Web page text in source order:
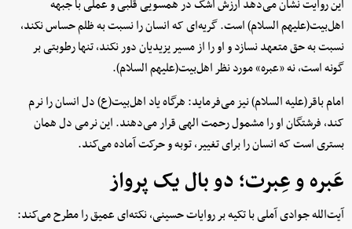
این روایت نشان می‌دهد ارزش اشک در همسویی قلبی و عملی با جبهه
اهل‌بیت(علیهم السلام) است. گریه‌ای که انسان را نسبت به ظلم حساس نکند،
نسبت به حق متعهد نسازد و او را از مسیر یزیدیان دور نکند، تنها رطوبتی بر
گونه است، نه «عبره» مورد نظر اهل‌بیت(علیهم السلام).
امام باقر(علیه السلام) نیز می‌فرماید: هرگاه یاد اهل‌بیت(ع) دل انسان را نرم
کند، فرشتگان او را مشمول رحمت الهی قرار می‌دهند. این نرمی دل همان
بستری است که انسان را برای تغییر، توبه و حرکت آماده می‌کند.
عَبره و عِبرت؛ دو بال یک پرواز
آیت‌الله جوادی آملی با تکیه بر روایات حسینی، نکته‌ای عمیق را مطرح می‌کند: